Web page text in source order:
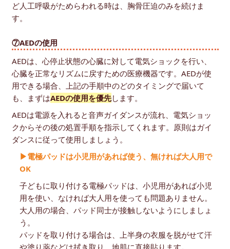
ど人工呼吸がためらわれる時は、胸骨圧迫のみを続けま
す。
⑦AEDの使用
AEDは、心停止状態の心臓に対して電気ショックを行い、
心臓を正常なリズムに戻すための医療機器です。AEDが使
用できる場合、上記の手順中のどのタイミングで届いて
も、まずはAEDの使用を優先します。
AEDは電源を入れると音声ガイダンスが流れ、電気ショッ
クからその後の処置手順を指示してくれます。原則はガイ
ダンスに従って使用しましょう。
▶電極パッドは小児用があれば使う、無ければ大人用で
OK
子どもに取り付ける電極パッドは、小児用があれば小児
用を使い、なければ大人用を使っても問題ありません。
大人用の場合、パッド同士が接触しないようにしましょ
う。
パッドを取り付ける場合は、上半身の衣服を脱がせて汗